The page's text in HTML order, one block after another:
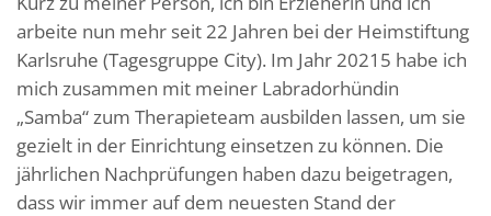
arbeite nun mehr seit 22 Jahren bei der Heimstiftung
Karlsruhe (Tagesgruppe City). Im Jahr 20215 habe ich
mich zusammen mit meiner Labradorhündin
„Samba“ zum Therapieteam ausbilden lassen, um sie
gezielt in der Einrichtung einsetzen zu können. Die
jährlichen Nachprüfungen haben dazu beigetragen,
dass wir immer auf dem neuesten Stand der